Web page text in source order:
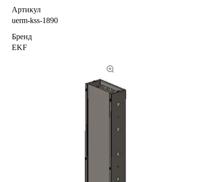
Артикул
uerm-kss-1890
Бренд
EKF